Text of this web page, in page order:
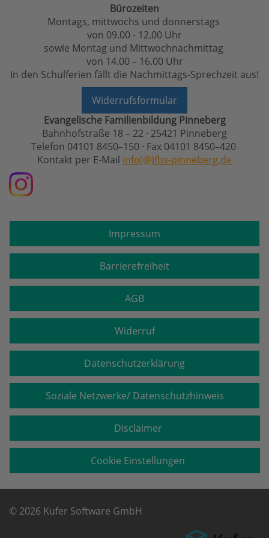
Bürozeiten
Montags, mittwochs und donnerstags
von 09.00 - 12.00 Uhr
sowie Montag und Mittwochnachmittag
von 14.00 – 16.00 Uhr
In den Schulferien fällt die Nachmittags-Sprechzeit aus!
Widerrufsformular
Evangelische Familienbildung Pinneberg
Bahnhofstraße 18 – 22 · 25421 Pinneberg
Telefon 04101 8450–150 · Fax 04101 8450–420
Kontakt per E-Mail info(@)fbs-pinneberg.de
Impressum
Barrierefreiheit
AGB
Widerruf
Datenschutzerklärung
Soziale Netzwerke/ Datenschutzhinweis
Disclaimer
Cookie Einstellungen
© 2026 Kufer Software GmbH